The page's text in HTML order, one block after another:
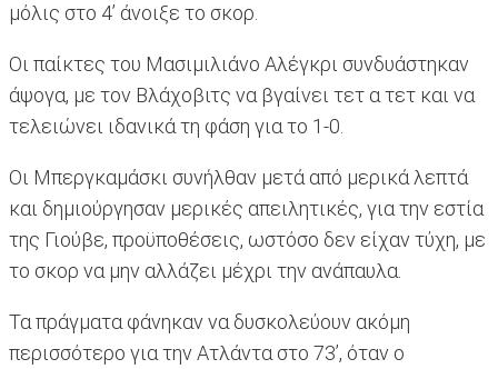
μόλις στο 4’ άνοιξε το σκορ.
Οι παίκτες του Μασιμιλιάνο Αλέγκρι συνδυάστηκαν
άψογα, με τον Βλάχοβιτς να βγαίνει τετ α τετ και να
τελειώνει ιδανικά τη φάση για το 1-0.
Οι Μπεργκαμάσκι συνήλθαν μετά από μερικά λεπτά
και δημιούργησαν μερικές απειλητικές, για την εστία
της Γιούβε, προϋποθέσεις, ωστόσο δεν είχαν τύχη, με
το σκορ να μην αλλάζει μέχρι την ανάπαυλα.
Τα πράγματα φάνηκαν να δυσκολεύουν ακόμη
περισσότερο για την Ατλάντα στο 73’, όταν ο